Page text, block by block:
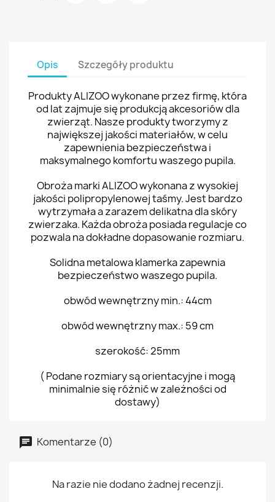
Opis Szczegóły produktu
Produkty ALIZOO wykonane przez firmę, która
od lat zajmuje się produkcją akcesoriów dla
zwierząt. Nasze produkty tworzymy z
największej jakości materiałów, w celu
zapewnienia bezpieczeństwa i
maksymalnego komfortu waszego pupila.
Obroża marki ALIZOO wykonana z wysokiej
jakości polipropylenowej taśmy. Jest bardzo
wytrzymała a zarazem delikatna dla skóry
zwierzaka. Każda obroża posiada regulacje co
pozwala na dokładne dopasowanie rozmiaru.
Solidna metalowa klamerka zapewnia
bezpieczeństwo waszego pupila.
obwód wewnętrzny min.: 44cm
obwód wewnętrzny max.: 59 cm
szerokość: 25mm
( Podane rozmiary są orientacyjne i mogą
minimalnie się różnić w zależności od
dostawy)
Komentarze (0)
Na razie nie dodano żadnej recenzji.